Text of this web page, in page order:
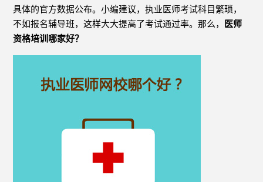
具体的官方数据公布。小编建议，执业医师考试科目繁琐，
不如报名辅导班，这样大大提高了考试通过率。那么，
医师
资格培训哪家好？